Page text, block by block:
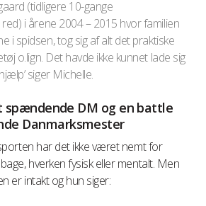
(tidligere 10-gange
i årene 2004 – 2015 hvor familien
i spidsen, tog sig af alt det praktiske
o.lign. Det havde ikke kunnet lade sig
siger Michelle.
spændende DM og en battle
Danmarksmester
har det ikke været nemt for
hverken fysisk eller mentalt. Men
er intakt og hun siger: